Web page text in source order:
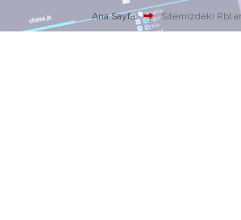
Ana Sayfa Sitemizdeki Rbl